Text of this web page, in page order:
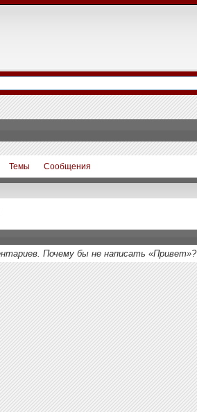
Темы Сообщения
Почему бы не написать «Привет»?